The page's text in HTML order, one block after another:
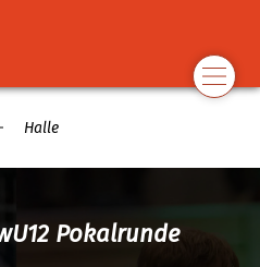
Halle
Pokalrunde